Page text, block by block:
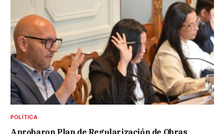
POLÍTICA